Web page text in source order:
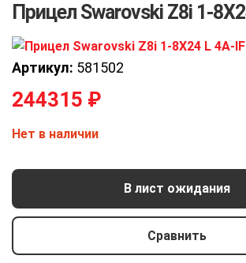
Прицел Swarovski Z8i 1-
Артикул: 581502
244315 ₽
Нет в наличии
В лист ожидания
Сравнить